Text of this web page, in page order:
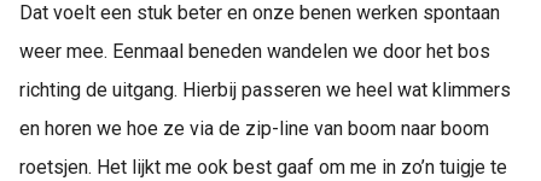
Dat voelt een stuk beter en onze benen werken spontaan
weer mee. Eenmaal beneden wandelen we door het bos
richting de uitgang. Hierbij passeren we heel wat klimmers
en horen we hoe ze via de zip-line van boom naar boom
roetsjen. Het lijkt me ook best gaaf om me in zo’n tuigje te